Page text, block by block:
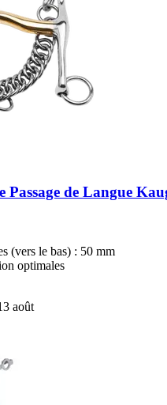
Passage de Langue
(vers le bas) : 50 mm
optimales
août